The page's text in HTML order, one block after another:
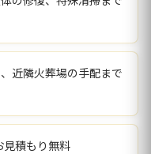
近隣火葬場の手配まで
見積もり無料